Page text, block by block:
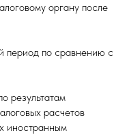
органу после
период по сравнению с
результатам
расчетов
иностранным